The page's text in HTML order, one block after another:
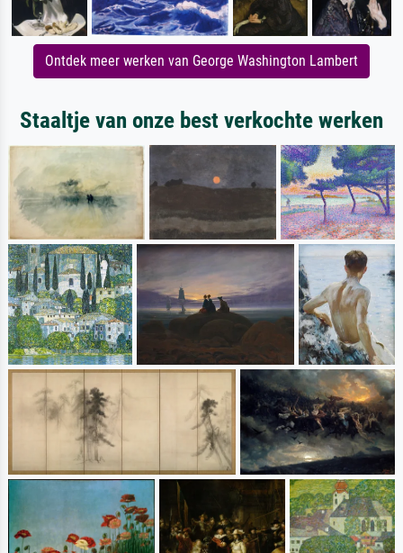
Ontdek meer werken van George Washington Lambert
Staaltje van onze best verkochte werken